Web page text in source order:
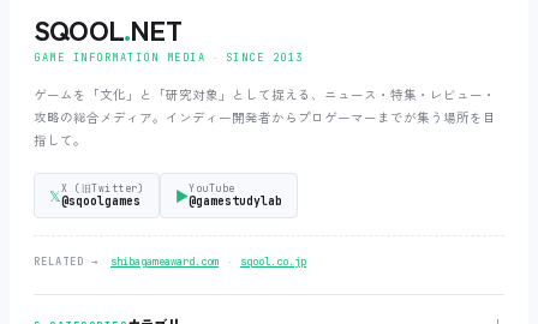
SQOOL.NET
GAME INFORMATION MEDIA ‧ SINCE 2013
ゲームを「文化」と「研究対象」として捉える、ニュース・特集・レビュー・
攻略の総合メディア。インディー開発者からプロゲーマーまでが集う場所を目
指して。
𝕏X (旧Twitter)
@sqoolgames ▶YouTube
@gamestudylab
RELATED → shibagameaward.com ‧ sqool.co.jp